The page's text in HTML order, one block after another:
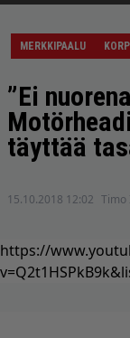
MERKKIPAALU
”Ei
täyttää
15.10.2018 12:02 Timo
https://